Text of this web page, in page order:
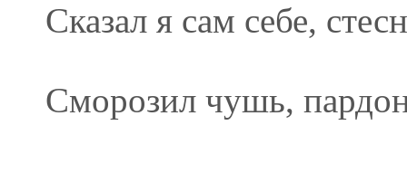
Сказал я сам себе,
Сморозил чушь,